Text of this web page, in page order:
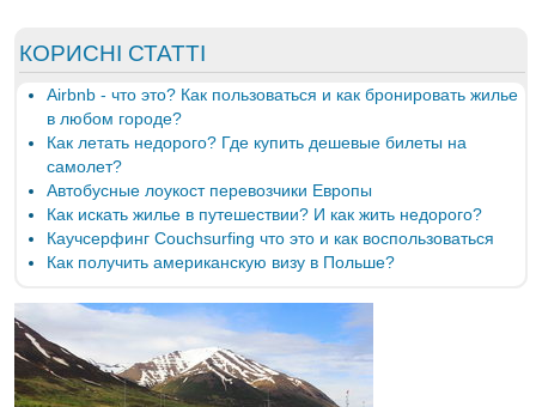
КОРИСНІ СТАТТІ
Airbnb - что это? Как пользоваться и как бронировать жилье
в любом городе?
Как летать недорого? Где купить дешевые билеты на
самолет?
Автобусные лоукост перевозчики Европы
Как искать жилье в путешествии? И как жить недорого?
Каучсерфинг Couchsurfing что это и как воспользоваться
Как получить американскую визу в Польше?